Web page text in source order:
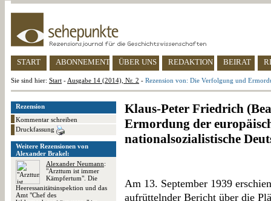
START ABONNEMENT ÜBER UNS REDAKTION BEIRAT
Sie sind hier: Start - Ausgabe 14 (2014), Nr. 2 - Rezension von: Die Verfolgung und
Rezension
Kommentar schreiben
Druckfassung
Weitere Rezensionen von
Alexander Brakel:
Alexander Neumann:
"Arzttum ist immer
Kämpfertum". Die
Heeressanitätsinspektion und das
Amt "Chef des
Klaus-Peter Friedrich
Ermordung der
nationalsozialistische
Am 13. September 1939
aufrüttelnder Bericht über die